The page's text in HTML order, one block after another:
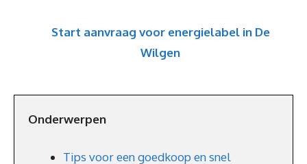
Start aanvraag voor energielabel in De
Wilgen
Onderwerpen
Tips voor een goedkoop en snel